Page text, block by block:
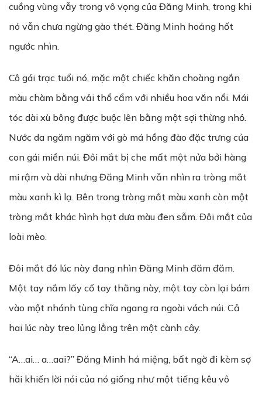
cuồng vùng vẫy trong vô vọng của Đăng Minh, trong khi
nó vẫn chưa ngừng gào thét. Đăng Minh hoảng hốt
ngước nhìn.
Cô gái trạc tuổi nó, mặc một chiếc khăn choàng ngắn
màu chàm bằng vải thổ cẩm với nhiều hoa văn nổi. Mái
tóc dài xù bông được buộc lên bằng một sợi thừng nhỏ.
Nước da ngăm ngăm với gò má hồng đào đặc trưng của
con gái miền núi. Đôi mắt bị che mất một nửa bởi hàng
mi rậm và dài nhưng Đăng Minh vẫn nhìn ra tròng mắt
màu xanh kì lạ. Bên trong tròng mắt màu xanh còn một
tròng mắt khác hình hạt dưa màu đen sẫm. Đôi mắt của
loài mèo.
Đôi mắt đó lúc này đang nhìn Đăng Minh đăm đăm.
Một tay nắm lấy cổ tay thằng này, một tay còn lại bám
vào một nhánh tùng chĩa ngang ra ngoài vách núi. Cả
hai lúc này treo lủng lẳng trên một cành cây.
“A…ai… a…aai?” Đăng Minh há miệng, bất ngờ đi kèm sợ
hãi khiến lời nói của nó giống như một tiếng kêu vô